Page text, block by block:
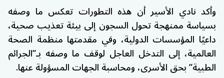
وأكد نادي الأسير أن هذه التطورات تعكس ما وصفه
بسياسة ممنهجة تحول السجون إلى بيئة تعذيب صحية،
داعيًا المؤسسات الدولية، وفي مقدمتها منظمة الصحة
العالمية، إلى التدخل العاجل لوقف ما وصفه بـ”الجرائم
الطبية” بحق الأسرى، ومحاسبة الجهات المسؤولة عنها.